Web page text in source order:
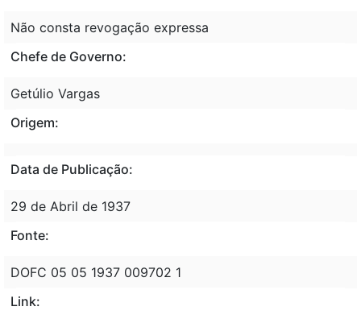
Não consta revogação expressa
Chefe de Governo:
Getúlio Vargas
Origem:
Data de Publicação:
29 de Abril de 1937
Fonte:
DOFC 05 05 1937 009702 1
Link: